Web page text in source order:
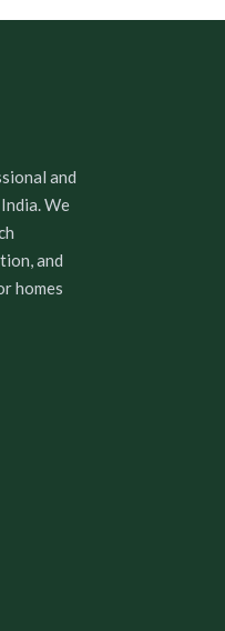
and
We
and
homes